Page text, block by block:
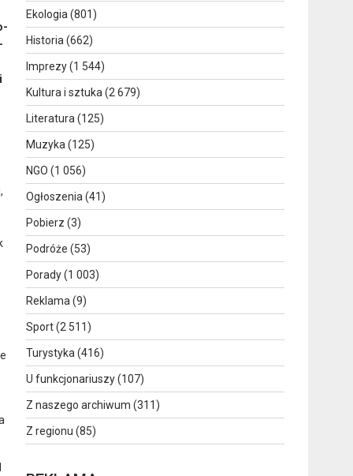
Ekologia (801)
Historia (662)
Imprezy(1 544)
Kultura i sztuka (2 679)
Literatura (125)
Muzyka (125)
NGO (1 056)
Ogłoszenia (41)
Pobierz (3)
Podróże (53)
Porady(1 003)
Reklama (9)
Sport(2 511)
Turystyka (416)
U funkcjonariuszy(107)
Z naszego archiwum (311)
Z regionu (85)